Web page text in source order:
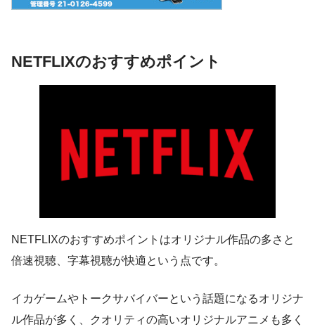
NETFLIXのおすすめポイント
NETFLIXのおすすめポイントはオリジナル作品の多さと
倍速視聴、字幕視聴が快適という点です。
イカゲームやトークサバイバーという話題になるオリジナ
ル作品が多く、クオリティの高いオリジナルアニメも多く